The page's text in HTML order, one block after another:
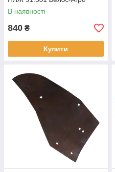
В наявності
840 ₴
Купити